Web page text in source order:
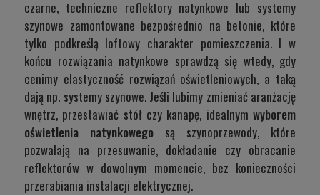
czarne, techniczne reflektory natynkowe lub systemy
szynowe zamontowane bezpośrednio na betonie, które
tylko podkreślą loftowy charakter pomieszczenia. I w
końcu rozwiązania natynkowe sprawdzą się wtedy, gdy
cenimy elastyczność rozwiązań oświetleniowych, a taką
dają np. systemy szynowe. Jeśli lubimy zmieniać aranżację
wnętrz, przestawiać stół czy kanapę, idealnym wyborem
oświetlenia natynkowego są szynoprzewody, które
pozwalają na przesuwanie, dokładanie czy obracanie
reflektorów w dowolnym momencie, bez konieczności
przerabiania instalacji elektrycznej.